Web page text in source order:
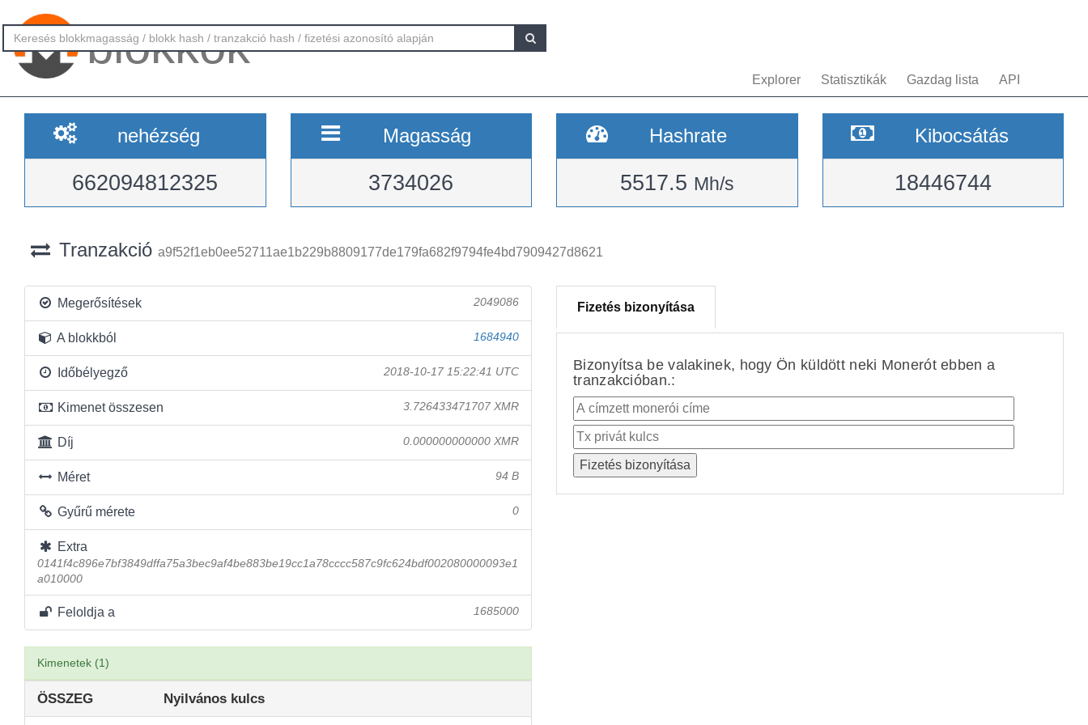
blokkok
Explorer Statisztikák Gazdag lista API
nehézség
662094812325
Magasság
3734026
Hashrate
5517.5 Mh/s
Kibocsátás
18446744
Tranzakció a9f52f1eb0ee52711ae1b229b8809177de179fa682f9794fe4bd7909427d8621
Megerősítések 2049086
A blokkból 1684940
Időbélyegző 2018-10-17 15:22:41 UTC
Kimenet összesen 3.726433471707 XMR
Díj 0.000000000000 XMR
Méret 94 B
Gyűrű mérete 0
Extra
0141f4c896e7bf3849dffa75a3bec9af4be883be19cc1a78cccc587c9fc624bdf002080000093e1
a010000
Feloldja a 1685000
Fizetés bizonyítása
Bizonyítsa be valakinek, hogy Ön küldött neki Monerót ebben a
tranzakcióban.:
Kimenetek (1)
ÖSSZEG Nyilvános kulcs